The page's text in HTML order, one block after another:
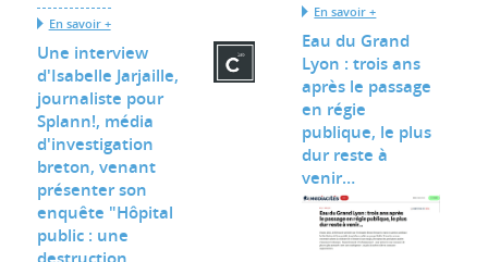
En savoir +
Une interview
d'Isabelle Jarjaille,
journaliste pour
Splann!, média
d'investigation
breton, venant
présenter son
enquête "Hôpital
public : une
En savoir +
Eau du Grand
Lyon : trois ans
après le passage
en régie
publique, le plus
dur reste à
venir…